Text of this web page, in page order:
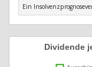
Ein